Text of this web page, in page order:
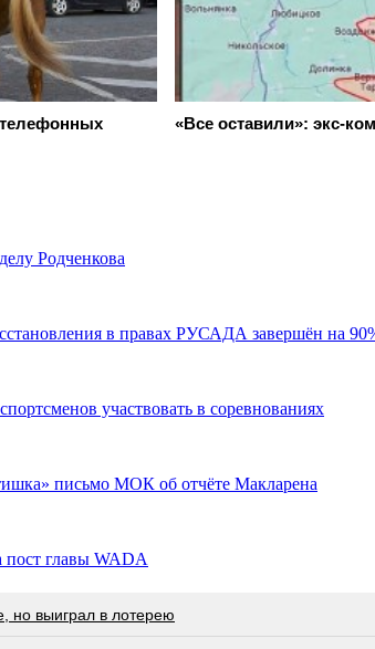
«Все оставили»: экс-
Родченкова
в правах РУСАДА завершён на
участвовать в соревнованиях
письмо МОК об отчёте Макларена
пост главы WADA
но выиграл в лотерею